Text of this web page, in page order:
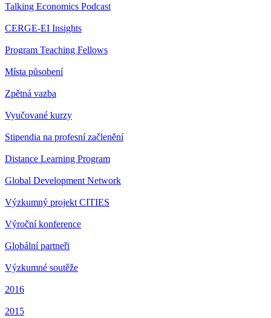
Talking Economics Podcast
CERGE-EI Insights
Program Teaching Fellows
Místa působení
Zpětná vazba
Vyučované kurzy
Stipendia na profesní začlenění
Distance Learning Program
Global Development Network
Výzkumný projekt CITIES
Výroční konference
Globální partneři
Výzkumné soutěže
2016
2015